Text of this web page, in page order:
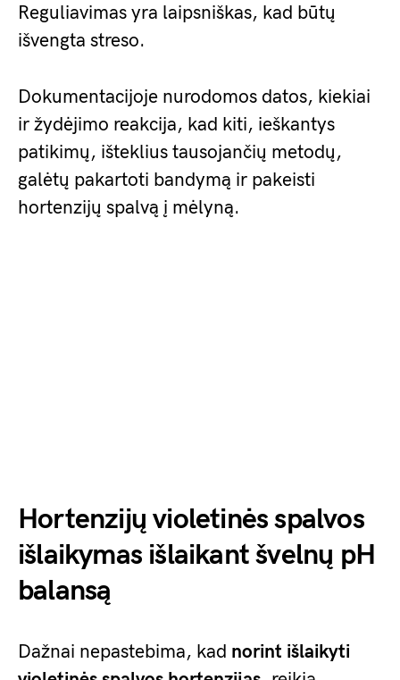
Reguliavimas yra laipsniškas, kad būtų
išvengta streso.
Dokumentacijoje nurodomos datos, kiekiai
ir žydėjimo reakcija, kad kiti, ieškantys
patikimų, išteklius tausojančių metodų,
galėtų pakartoti bandymą ir pakeisti
hortenzijų spalvą į mėlyną.
Hortenzijų violetinės spalvos
išlaikymas išlaikant švelnų pH
balansą
Dažnai nepastebima, kad norint išlaikyti